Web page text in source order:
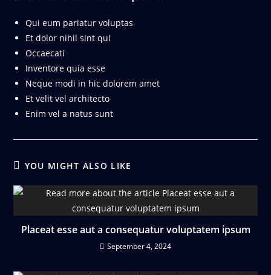
Qui eum pariatur voluptas
Et dolor nihil sint qui
Occaecati
Inventore quia esse
Neque modi in hic dolorem amet
Et velit vel architecto
Enim vel a natus sunt
YOU MIGHT ALSO LIKE
Placeat esse aut a consequatur voluptatem ipsum
September 4, 2024